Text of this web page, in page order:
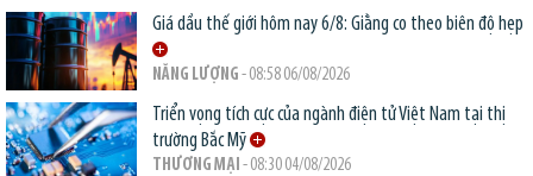
Giá dầu thế giới hôm nay 6/8: Giằng co theo biên độ hẹp
NĂNG LƯỢNG - 08:58 06/08/2026
Triển vọng tích cực của ngành điện tử Việt Nam tại thị
trường Bắc Mỹ
THƯƠNG MẠI - 08:30 04/08/2026